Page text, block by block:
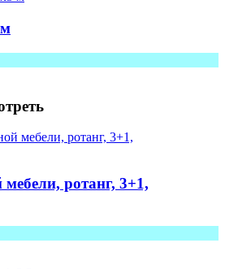
ротанг, 3+1,